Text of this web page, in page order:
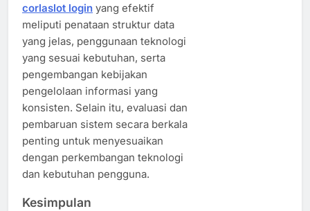
corlaslot login yang efektif
meliputi penataan struktur data
yang jelas, penggunaan teknologi
yang sesuai kebutuhan, serta
pengembangan kebijakan
pengelolaan informasi yang
konsisten. Selain itu, evaluasi dan
pembaruan sistem secara berkala
penting untuk menyesuaikan
dengan perkembangan teknologi
dan kebutuhan pengguna.
Kesimpulan